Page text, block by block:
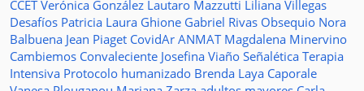
CCETVerónica González Lautaro Mazzutti Liliana Villegas
Desafíos Patricia Laura Ghione Gabriel Rivas Obsequio Nora
Balbuena Jean Piaget CovidAr ANMAT Magdalena Minervino
Cambiemos Convaleciente Josefina Viaño Señalética Terapia
Intensiva Protocolo humanizado Brenda Laya Caporale